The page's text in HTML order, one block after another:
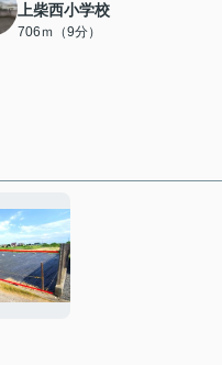
上柴西小学校
706ｍ（9分）